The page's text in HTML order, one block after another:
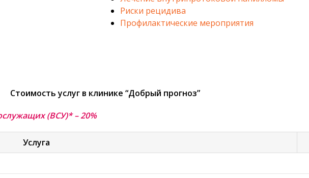
Риски рецидива
Профилактические мероприятия
Стоимость услуг в клинике “Добрый прогноз”
(ВСУ)* – 20%
Услуга